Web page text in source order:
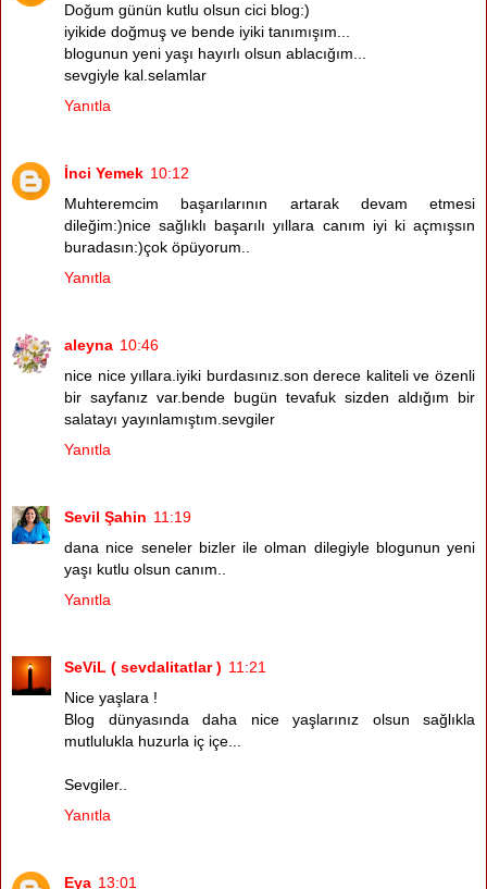
Doğum günün kutlu olsun cici blog:)
iyikide doğmuş ve bende iyiki tanımışım...
blogunun yeni yaşı hayırlı olsun ablacığım...
sevgiyle kal.selamlar
Yanıtla
İnci Yemek 10:12
Muhteremcim başarılarının artarak devam etmesi
dileğim:)nice sağlıklı başarılı yıllara canım iyi ki açmışsın
buradasın:)çok öpüyorum..
Yanıtla
aleyna 10:46
nice nice yıllara.iyiki burdasınız.son derece kaliteli ve özenli
bir sayfanız var.bende bugün tevafuk sizden aldığım bir
salatayı yayınlamıştım.sevgiler
Yanıtla
Sevil Şahin 11:19
dana nice seneler bizler ile olman dilegiyle blogunun yeni
yaşı kutlu olsun canım..
Yanıtla
SeViL ( sevdalitatlar ) 11:21
Nice yaşlara !
Blog dünyasında daha nice yaşlarınız olsun sağlıkla
mutlulukla huzurla iç içe...
Sevgiler..
Yanıtla
Eya 13:01